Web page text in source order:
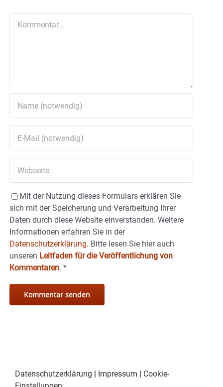
Mit der Nutzung dieses Formulars erklären Sie
sich mit der Speicherung und Verarbeitung Ihrer
Daten durch diese Website einverstanden. Weitere
Informationen erfahren Sie in der
Datenschutzerklärung. Bitte lesen Sie hier auch
unseren Leitfaden für die Veröffentlichung von
Kommentaren. *
Datenschutzerklärung Impressum
Cookie-